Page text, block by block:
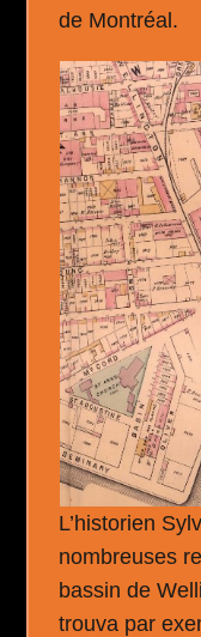
de Montréal.
L’historien
nombreuses
bassin de
trouva par